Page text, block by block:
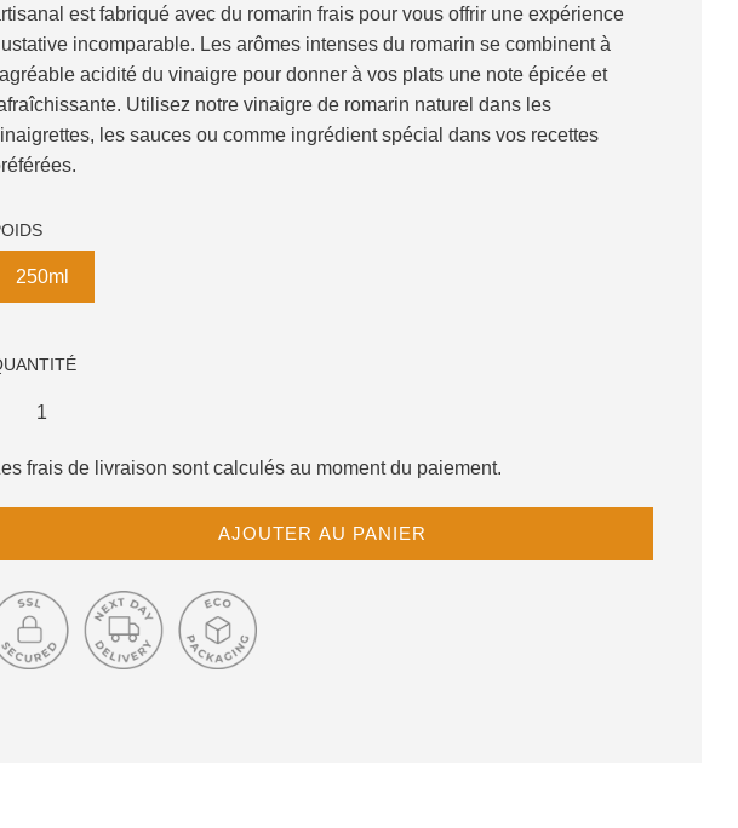
est fabriqué avec du romarin frais pour vous offrir une expérience
incomparable. Les arômes intenses du romarin se combinent à
acidité du vinaigre pour donner à vos plats une note épicée et
Utilisez notre vinaigre de romarin naturel dans les
les sauces ou comme ingrédient spécial dans vos recettes
250ml
frais de livraison sont calculés au moment du paiement.
C
H
R
G
E
AJOUTER AU PANIER